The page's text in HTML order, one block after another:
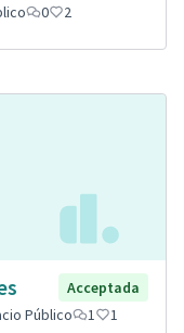
0 2
Acceptada
Público 1 1